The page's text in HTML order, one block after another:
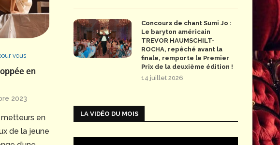
vous
en
2023
metteurs en
de la jeune
Concours de chant Sumi Jo :
Le baryton américain
TREVOR HAUMSCHILT-
ROCHA, repêché avant la
finale, remporte le Premier
Prix de la deuxième édition !
14 juillet 2026
LA VIDÉO DU MOIS